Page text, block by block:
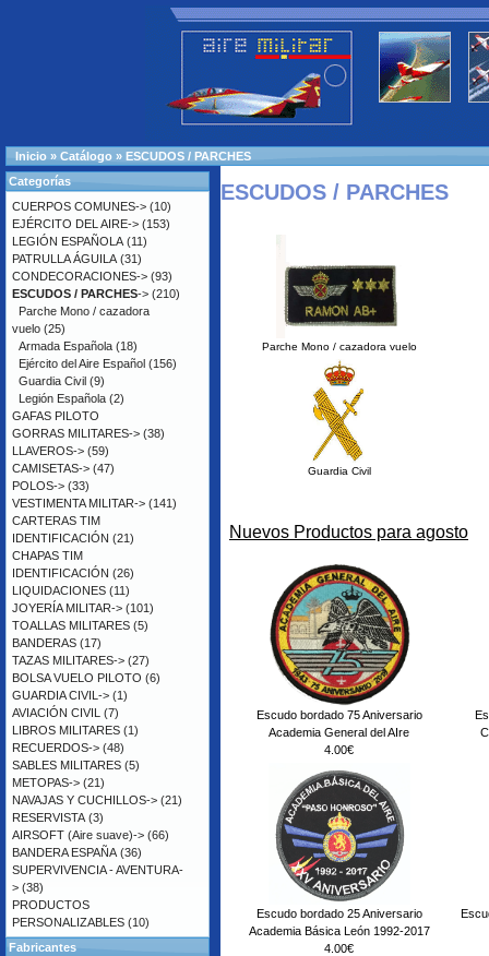
Inicio » Catálogo » ESCUDOS / PARCHES
ESCUDOS / PARCHES
Parche Mono / cazadora vuelo
Guardia Civil
Nuevos Productos para agosto
Escudo bordado 75 Aniversario
Academia General del AIre
4.00€
Escudo bordado 25 Aniversario
Academia Básica León 1992-2017
4.00€
Categorías
CUERPOS COMUNES-> (10)
EJÉRCITO DEL AIRE-> (153)
LEGIÓN ESPAÑOLA (11)
PATRULLA ÁGUILA (31)
CONDECORACIONES-> (93)
ESCUDOS / PARCHES-> (210)
Parche Mono / cazadora
vuelo (25)
Armada Española (18)
Ejército del Aire Español (156)
Guardia Civil (9)
Legión Española (2)
GAFAS PILOTO
GORRAS MILITARES-> (38)
LLAVEROS-> (59)
CAMISETAS-> (47)
POLOS-> (33)
VESTIMENTA MILITAR-> (141)
CARTERAS TIM
IDENTIFICACIÓN (21)
CHAPAS TIM
IDENTIFICACIÓN (26)
LIQUIDACIONES (11)
JOYERÍA MILITAR-> (101)
TOALLAS MILITARES (5)
BANDERAS (17)
TAZAS MILITARES-> (27)
BOLSA VUELO PILOTO (6)
GUARDIA CIVIL-> (1)
AVIACIÓN CIVIL (7)
LIBROS MILITARES (1)
RECUERDOS-> (48)
SABLES MILITARES (5)
METOPAS-> (21)
NAVAJAS Y CUCHILLOS-> (21)
RESERVISTA (3)
AIRSOFT (Aire suave)-> (66)
BANDERA ESPAÑA (36)
SUPERVIVENCIA - AVENTURA-
> (38)
PRODUCTOS
PERSONALIZABLES (10)
Fabricantes